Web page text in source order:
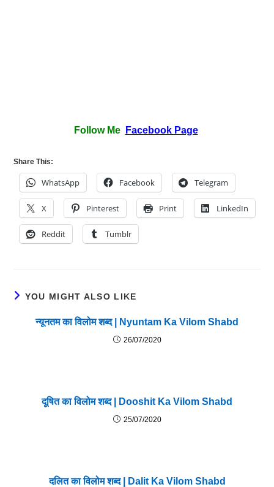
Follow Me Facebook Page
Share This:
WhatsApp Facebook Telegram
X Pinterest Print LinkedIn
Reddit Tumblr
YOU MIGHT ALSO LIKE
न्यूनतम का विलोम शब्द | Nyuntam Ka Vilom Shabd
26/07/2020
दूषित का विलोम शब्द | Dooshit Ka Vilom Shabd
25/07/2020
दलित का विलोम शब्द | Dalit Ka Vilom Shabd